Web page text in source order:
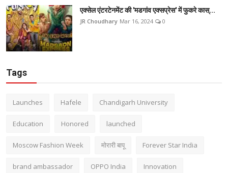
एक्सेल एंटरटेनमेंट की 'मडगांव एक्सप्रेस' में फुकरे कास्...
JR Choudhary Mar 16, 2024 0
Tags
Launches Hafele Chandigarh University
Education Honored launched
Moscow Fashion Week मोरारी बापू Forever Star India
brand ambassador OPPO India Innovation